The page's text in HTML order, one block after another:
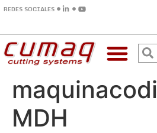
REDES SOCIALES
MDH